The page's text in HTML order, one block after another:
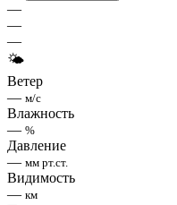
—
—
—
🌤
Ветер
— м/с
Влажность
— %
Давление
— мм рт.ст.
Видимость
— км